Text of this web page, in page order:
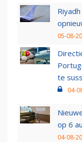
05-08-
te
04-
op 6
04-08-